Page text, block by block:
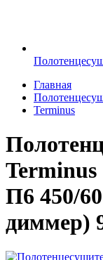
Главная
Terminus
П6 450/
диммер)